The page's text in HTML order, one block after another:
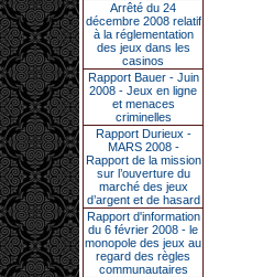
Arrêté du 24
décembre 2008 relatif
à la réglementation
des jeux dans les
casinos
Rapport Bauer - Juin
2008 - Jeux en ligne
et menaces
criminelles
Rapport Durieux -
MARS 2008 -
Rapport de la mission
sur l’ouverture du
marché des jeux
d’argent et de hasard
Rapport d'information
du 6 février 2008 - le
monopole des jeux au
regard des règles
communautaires